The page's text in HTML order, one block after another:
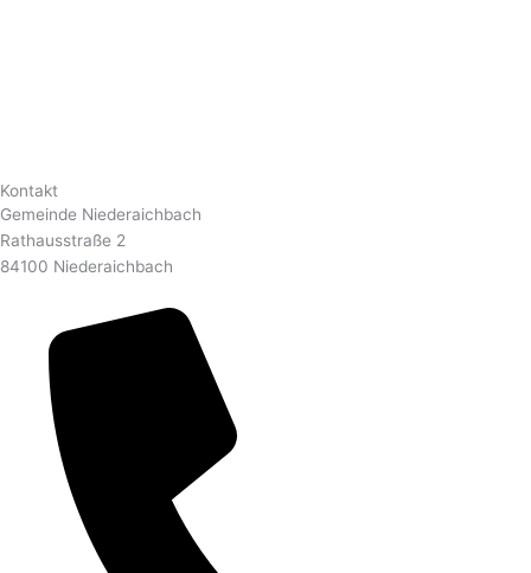
Kontakt
Gemeinde Niederaichbach
Rathausstraße 2
84100 Niederaichbach